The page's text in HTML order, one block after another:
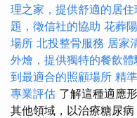
理之家，提供舒適的居
題，徵信社的協助 花葬
場所 北投整骨服務 居家
外燴，提供獨特的餐飲體
到最適合的照顧場所 精
專業評估 了解這種適應
其他領域，以治療糖尿